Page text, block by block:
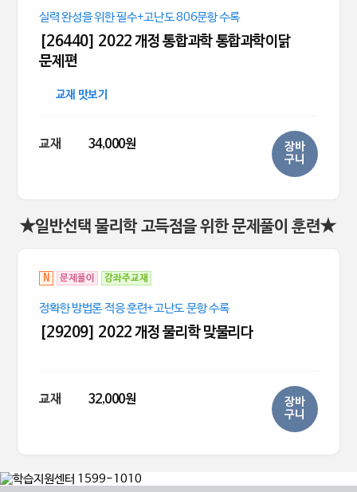
실력 완성을 위한 필수+고난도 806문항 수록
[26440] 2022 개정 통합과학 통합과학이닭
문제편
교재 맛보기
교재 34,000원
장바
구니
★일반선택 물리학 고득점을 위한 문제풀이 훈련★
N 문제풀이 강좌주교재
정확한 방법론 적응 훈련+고난도 문항 수록
[29209] 2022 개정 물리학 맞물리다
교재 32,000원
장바
구니